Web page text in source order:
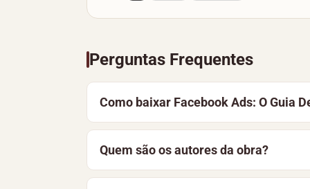
Perguntas Frequentes
Como baixar Facebook Ads: O Guia
Para baixar Facebook Ads: O Guia
também pode optar por ler o material
Quem são os autores da obra?
Facebook Ads: O Guia Definitivo é